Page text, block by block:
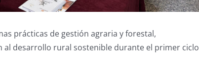
prácticas de gestión agraria y forestal,
desarrollo rural sostenible durante el primer ciclo